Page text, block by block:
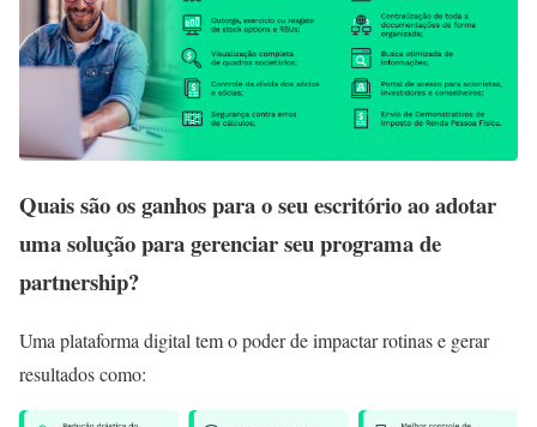
Quais são os ganhos para o seu escritório ao adotar
uma solução para gerenciar seu programa de
partnership?
Uma plataforma digital tem o poder de impactar rotinas e gerar
resultados como: